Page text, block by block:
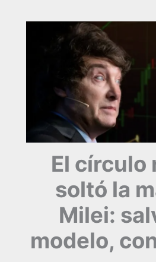
El círculo
soltó la
Milei:
modelo,